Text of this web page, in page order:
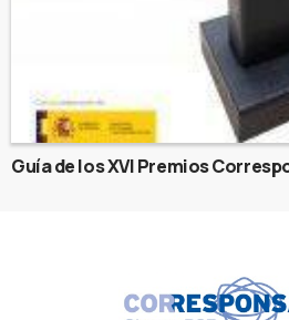
Guía de los XVI Premios